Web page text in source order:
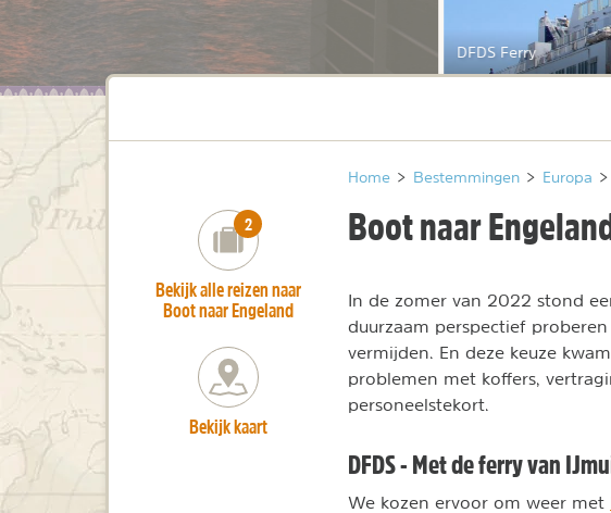
DFDS Ferry
Home > Bestemmingen > Europa >
Boot naar Engeland
In de zomer van 2022 stond
duurzaam perspectief
vermijden. En deze keuze
problemen met koffers,
personeelstekort.
DFDS - Met de ferry van
We kozen ervoor om weer met
number_of_trips:
2
Bekijk alle reizen naar
Boot naar Engeland
Bekijk kaart